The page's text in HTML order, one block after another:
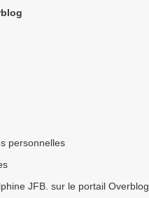
personnelles
JFB. sur le portail Overblog